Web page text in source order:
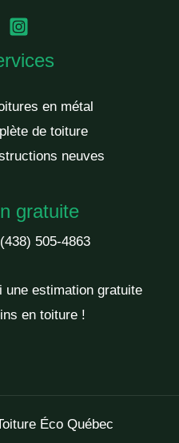
en métal
de toiture
neuves
gratuite
(438) 505-4863
une estimation gratuite
en toiture !
Éco Québec